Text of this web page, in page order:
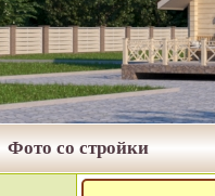
Фото со стройки